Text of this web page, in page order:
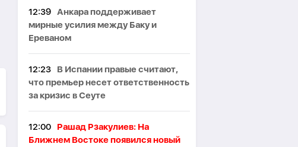
12:39 Анкара поддерживает
мирные усилия между Баку и
Ереваном
12:23
В Испании правые считают,
что премьер несет ответственность
за кризис в Сеуте
12:00
Рашад Рзакулиев: На
Ближнем Востоке появился новый